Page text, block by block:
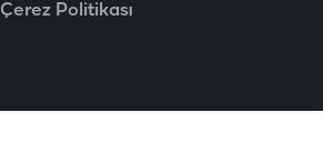
Çerez Politikası